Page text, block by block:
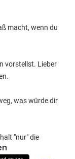
macht, wenn du
vorstellst. Lieber
was würde dir
"nur" die